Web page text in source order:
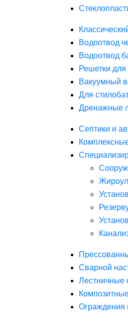
Водоотвод
Водоотвод
Решетки для
Вакуумный
Для
Дренажные
Септики и
Сварной
Лестничные
Ограждения